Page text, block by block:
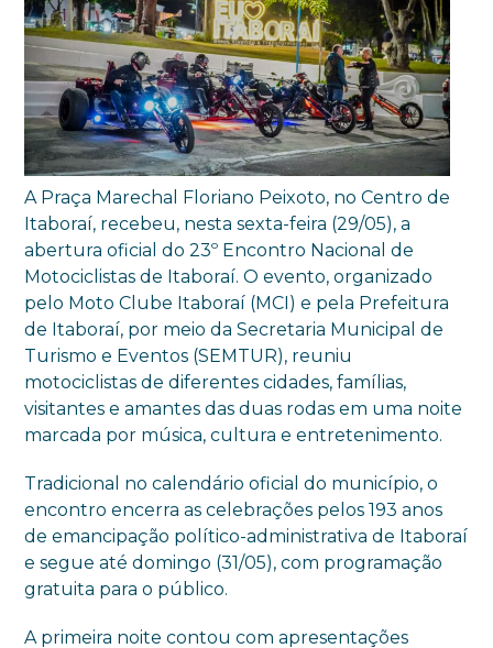
A Praça Marechal Floriano Peixoto, no Centro de
Itaboraí, recebeu, nesta sexta-feira (29/05), a
abertura oficial do 23º Encontro Nacional de
Motociclistas de Itaboraí. O evento, organizado
pelo Moto Clube Itaboraí (MCI) e pela Prefeitura
de Itaboraí, por meio da Secretaria Municipal de
Turismo e Eventos (SEMTUR), reuniu
motociclistas de diferentes cidades, famílias,
visitantes e amantes das duas rodas em uma noite
marcada por música, cultura e entretenimento.
Tradicional no calendário oficial do município, o
encontro encerra as celebrações pelos 193 anos
de emancipação político-administrativa de Itaboraí
e segue até domingo (31/05), com programação
gratuita para o público.
A primeira noite contou com apresentações